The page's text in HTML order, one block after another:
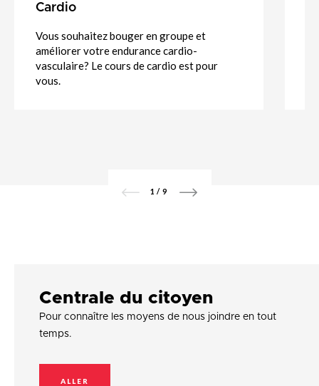
Cardio
Vous souhaitez bouger en groupe et
améliorer votre endurance cardio-
vasculaire? Le cours de cardio est pour
vous.
1/ 9
Centrale du citoyen
Pour connaître les moyens de nous joindre en tout
temps.
ALLER